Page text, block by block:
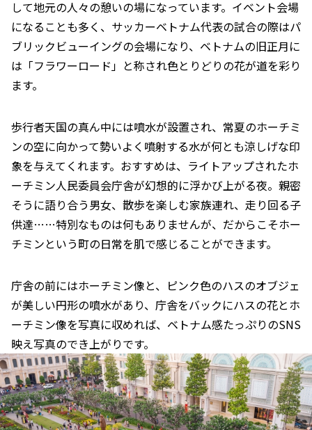
して地元の人々の憩いの場になっています。イベント会場
になることも多く、サッカーベトナム代表の試合の際はパ
ブリックビューイングの会場になり、ベトナムの旧正月に
は「フラワーロード」と称され色とりどりの花が道を彩り
ます。
歩行者天国の真ん中には噴水が設置され、常夏のホーチミ
ンの空に向かって勢いよく噴射する水が何とも涼しげな印
象を与えてくれます。おすすめは、ライトアップされたホ
ーチミン人民委員会庁舎が幻想的に浮かび上がる夜。親密
そうに語り合う男女、散歩を楽しむ家族連れ、走り回る子
供達……特別なものは何もありませんが、だからこそホー
チミンという町の日常を肌で感じることができます。
庁舎の前にはホーチミン像と、ピンク色のハスのオブジェ
が美しい円形の噴水があり、庁舎をバックにハスの花とホ
ーチミン像を写真に収めれば、ベトナム感たっぷりのSNS
映え写真のでき上がりです。